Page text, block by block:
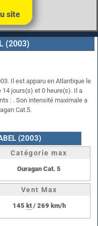
site
(2003)
Il est apparu en Atlantique le
jours(s) et 0 heure(s). Il a
: . Son intensité maximale a
Cat.5.
(2003)
Catégorie max
Ouragan Cat. 5
Vent Max
145 kt/ 269 km/h